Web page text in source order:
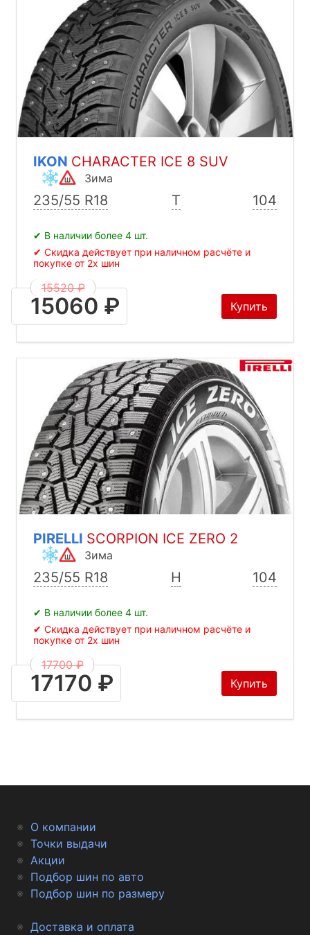
IKON CHARACTER ICE 8 SUV
Зима
235/55 R18 T 104
✔ В наличии более 4 шт.
✔ Скидка действует при наличном расчёте и
покупке от 2х шин
15520 ₽
15060 ₽ Купить
PIRELLI SCORPION ICE ZERO 2
Зима
235/55 R18 H 104
✔ В наличии более 4 шт.
✔ Скидка действует при наличном расчёте и
покупке от 2х шин
17700 ₽
17170 ₽ Купить
О компании
Точки выдачи
Акции
Подбор шин по авто
Подбор шин по размеру
Доставка и оплата